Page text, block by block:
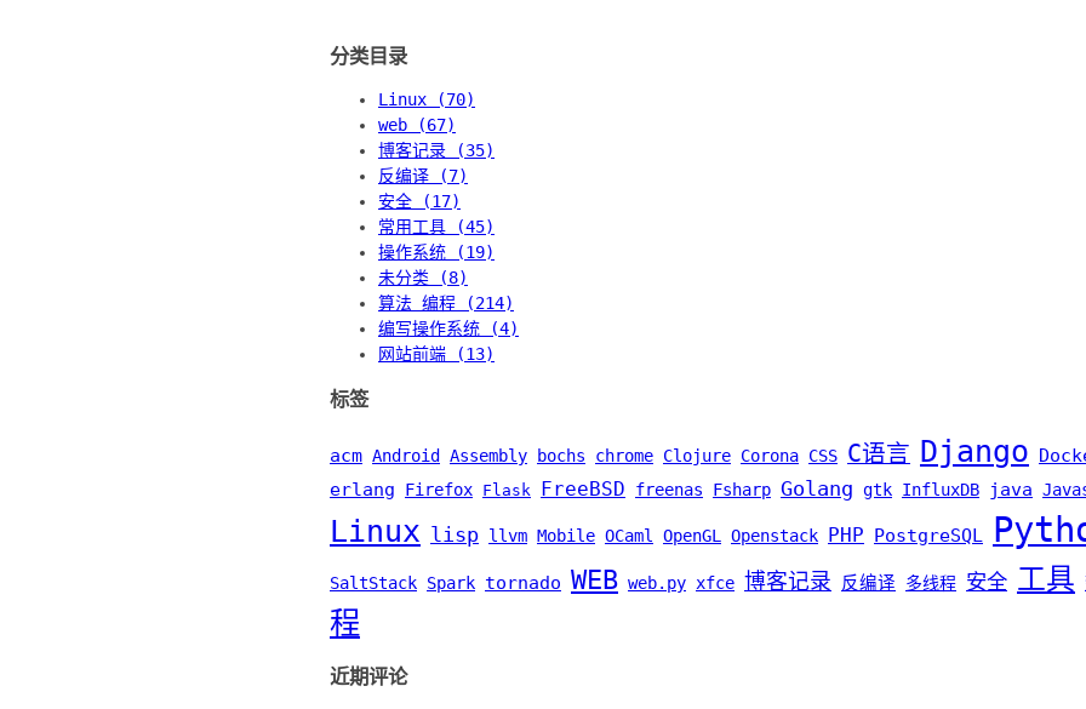
分类目录
Linux (70)
web (67)
博客记录 (35)
反编译 (7)
安全 (17)
常用工具 (45)
操作系统 (19)
未分类 (8)
算法 编程 (214)
编写操作系统 (4)
网站前端 (13)
标签
acm Android Assembly bochs chrome Clojure Corona CSS C语言 Django
erlang Firefox Flask FreeBSD freenas Fsharp Golang gtk InfluxDB java
Linux lisp llvm Mobile OCaml OpenGL Openstack PHP PostgreSQL
SaltStack Spark tornado WEB web.py xfce 博客记录 反编译 多线程 安全 工具
程
近期评论